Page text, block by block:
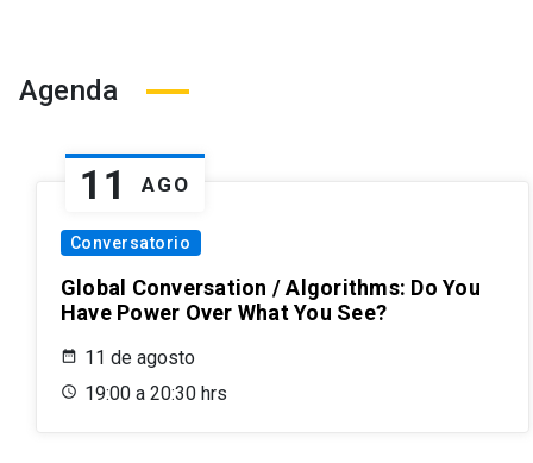
Agenda
Conversatorio
Global Conversation / Algorithms: Do You
Have Power Over What You See?
11 AGO
11 de agosto
19:00 a 20:30 hrs